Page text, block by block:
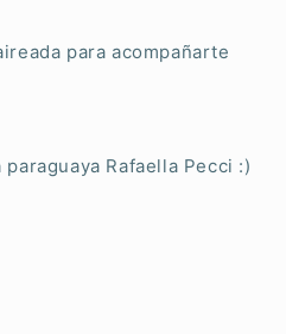
para acompañarte
Rafaella Pecci :)